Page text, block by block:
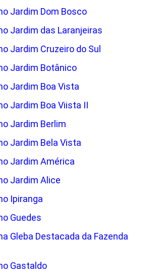
Jardim Dom Bosco
Jardim das Laranjeiras
Jardim Cruzeiro do Sul
Jardim Botânico
Jardim Boa Vista
Jardim Boa Viista II
Jardim Berlim
Jardim Bela Vista
Jardim América
Jardim Alice
Ipiranga
Guedes
Gleba Destacada da Fazenda
Gastaldo